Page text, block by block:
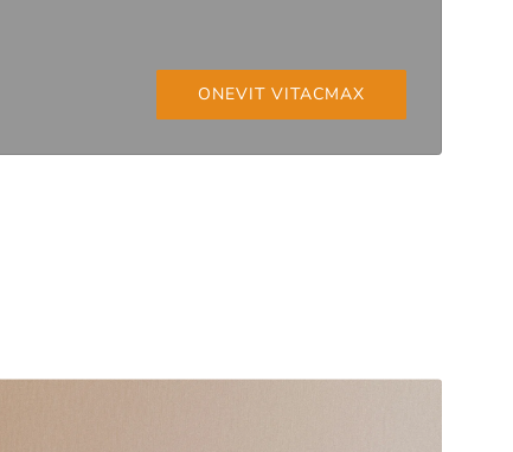
ONEVIT VITACMAX